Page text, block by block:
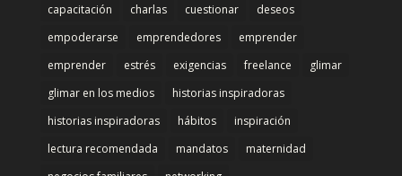
capacitación
charlas cuestionar
deseos
empoderarse
emprendedores
emprender
emprender
estrés exigencias freelance
glimar
glimar en los medios
historias inspiradoras
historias inspiradoras
hábitos
inspiración
lectura recomendada
mandatos
maternidad